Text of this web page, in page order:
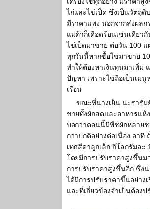
ไก่และไข่เป็ด ซึ่งเป็นวัตถุ
มีราคาแพง นอกจากส่งผล
แม่ค้าก็เดือดร้อนเช่นเดียว
ไข่เป็ดมาขาย ต่อวัน 100 แ
ทุกวันนี้หากซื้อไข่มาขาย
ทำให้ต้องหาเงินทุนมาเพิ่ม
ปัญหา เพราะไข่ถือเป็นเม
เรือน
ขณะที่นางเย็น นะรารัม
ขายทั้งผักสดและอาหารแห้
บอกว่าตอนนี้มีพืชผักหลาย
กว่าปกติอย่างต่อเนื่อง อาทิ
เทศสีดาลูกเล็ก กิโลกรัมละ
โดยมีการปรับราคาสูงขึ้นม
การปรับราคาสูงขึ้นอีก ซึ่ง
ได้มีการปรับราคาขึ้นอย่าง
และที่เกี่ยวข้องจำเป็นต้อง